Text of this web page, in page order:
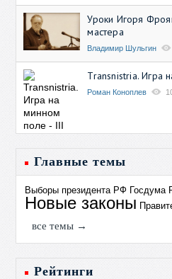
Уроки Игоря
мастера
Владимир Шульгин
Transnistria. Игра
Роман Коноплев
Главные темы
Выборы президента РФ Госдума
Новые законы
все темы →
Рейтинги